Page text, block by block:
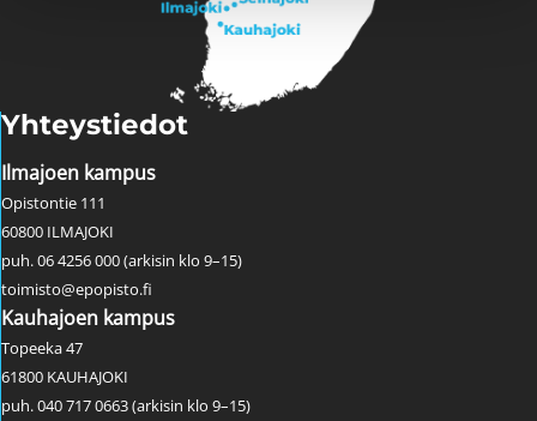
Yhteystiedot
Ilmajoen kampus
Opistontie 111
60800 ILMAJOKI
puh. 06 4256 000 (arkisin klo 9–15)
toimisto@epopisto.fi
Kauhajoen kampus
Topeeka 47
61800 KAUHAJOKI
puh. 040 717 0663 (arkisin klo 9–15)